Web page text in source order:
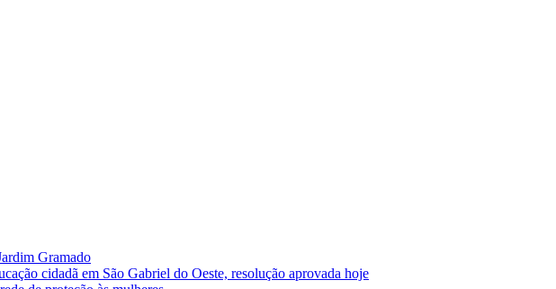
Gramado
cidadã em São Gabriel do Oeste, resolução aprovada hoje